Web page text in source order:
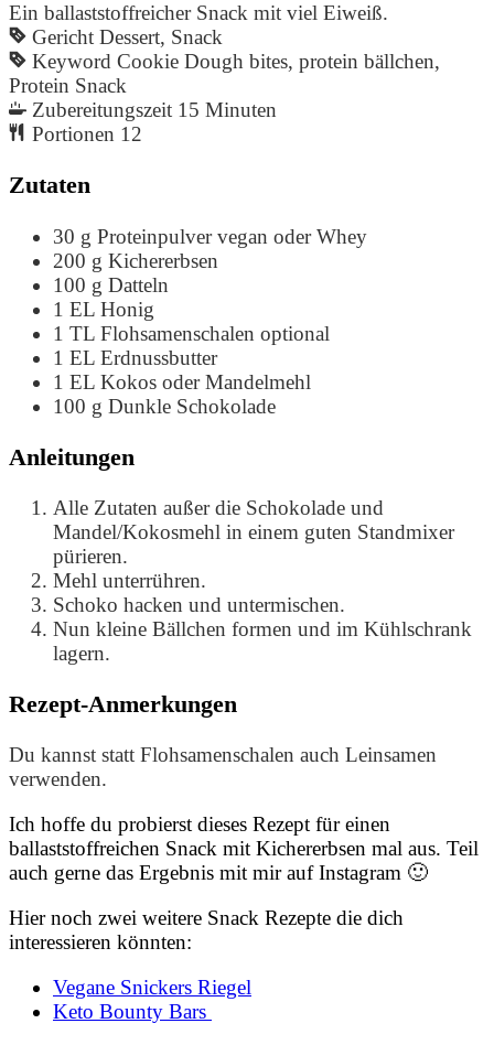
Ein ballaststoffreicher Snack mit viel Eiweiß.
Gericht Dessert, Snack
Keyword Cookie Dough bites, protein bällchen,
Protein Snack
Zubereitungszeit 15 Minuten
Portionen 12
Zutaten
30 g Proteinpulver vegan oder Whey
200 g Kichererbsen
100 g Datteln
1 EL Honig
1 TL Flohsamenschalen optional
1 EL Erdnussbutter
1 EL Kokos oder Mandelmehl
100 g Dunkle Schokolade
Anleitungen
Alle Zutaten außer die Schokolade und
Mandel/Kokosmehl in einem guten Standmixer
pürieren.
Mehl unterrühren.
Schoko hacken und untermischen.
Nun kleine Bällchen formen und im Kühlschrank
lagern.
Rezept-Anmerkungen
Du kannst statt Flohsamenschalen auch Leinsamen
verwenden.
Ich hoffe du probierst dieses Rezept für einen
ballaststoffreichen Snack mit Kichererbsen mal aus. Teil
auch gerne das Ergebnis mit mir auf Instagram 🙂
Hier noch zwei weitere Snack Rezepte die dich
interessieren könnten:
Vegane Snickers Riegel
Keto Bounty Bars